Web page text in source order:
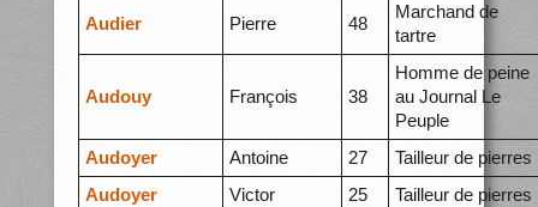
Audier Pierre 48
Marchand de
tartre
Audouy François 38
Homme de peine
au Journal Le
Peuple
Audoyer
Antoine 27
Tailleur de pierres
Audoyer
Victor 25
Tailleur de pierres